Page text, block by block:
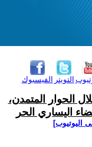
الفيسبوك التويتر
الحوار المتمدن،
اليساري الحر
اليوتيوب]